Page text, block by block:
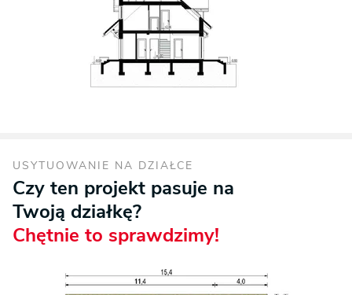
USYTUOWANIE NA DZIAŁCE
Czy ten projekt pasuje na
Twoją działkę?
Chętnie to sprawdzimy!